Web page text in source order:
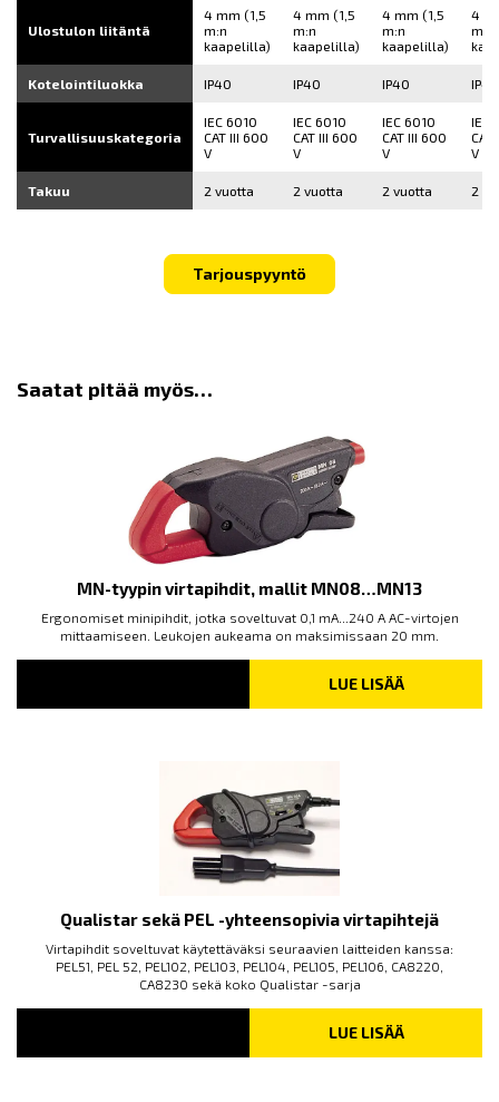
Ulostulon liitäntä
4 mm (1,5
m:n
kaapelilla)
4 mm (1,5
m:n
kaapelilla)
4 mm (1,5
m:n
kaapelilla)
4
m:n
Kotelointiluokka IP40 IP40 IP40 IP40
Turvallisuuskategoria
IEC 6010
CAT III 600
V
IEC 6010
CAT III 600
V
IEC 6010
CAT III 600
V
IEC
V
Takuu 2 vuotta 2 vuotta 2 vuotta 2
Tarjouspyyntö
Saatat pitää myös…
MN-tyypin virtapihdit, mallit MN08…MN13
Ergonomiset minipihdit, jotka soveltuvat 0,1 mA...240 A AC-virtojen
mittaamiseen. Leukojen aukeama on maksimissaan 20 mm.
LUE LISÄÄ
Qualistar sekä PEL -yhteensopivia virtapihtejä
Virtapihdit soveltuvat käytettäväksi seuraavien laitteiden kanssa:
PEL51, PEL 52, PEL102, PEL103, PEL104, PEL105, PEL106, CA8220,
CA8230 sekä koko Qualistar -sarja
LUE LISÄÄ